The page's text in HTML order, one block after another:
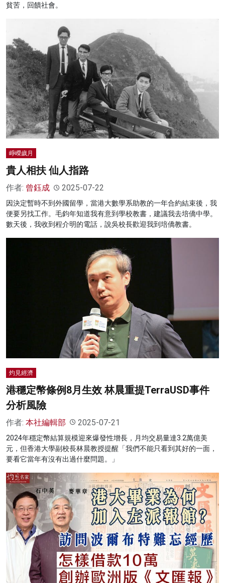
貧苦，回饋社會。
崢嶸歲月
貴人相扶 仙人指路
作者: 曾鈺成 2025-07-22
因決定暫時不到外國留學，當港大數學系助教的一年合約結束後，我
便要另找工作。毛鈞年知道我有意到學校教書，建議我去培僑中學。
數天後，我收到程介明的電話，說吳校長歡迎我到培僑教書。
灼見經濟
港穩定幣條例8月生效 林晨重提TerraUSD事件
分析風險
作者: 本社編輯部 2025-07-21
2024年穩定幣結算規模迎來爆發性增長，月均交易量達3.2萬億美
元，但香港大學副校長林晨教授提醒「我們不能只看到其好的一面，
要看它當年有沒有出過什麼問題。」